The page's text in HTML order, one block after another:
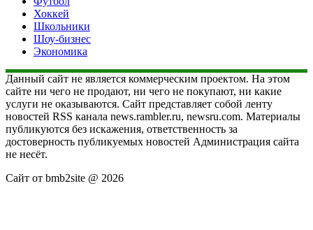
Хоккей
Школьники
Шоу-бизнес
Экономика
Данный сайт не является коммерческим проектом. На этом
сайте ни чего не продают, ни чего не покупают, ни какие
услуги не оказываются. Сайт представляет собой ленту
новостей RSS канала news.rambler.ru, newsru.com. Материалы
публикуются без искажения, ответственность за
достоверность публикуемых новостей Администрация сайта
не несёт.
Сайт от bmb2site @ 2026